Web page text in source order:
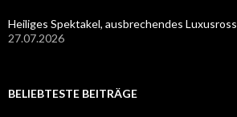
Heiliges Spektakel, ausbrechendes Luxusross
27.07.2026
BELIEBTESTE BEITRÄGE